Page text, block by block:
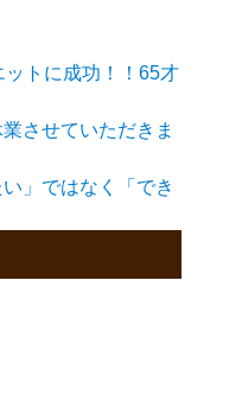
トに成功！！65才
させていただきま
」ではなく「でき